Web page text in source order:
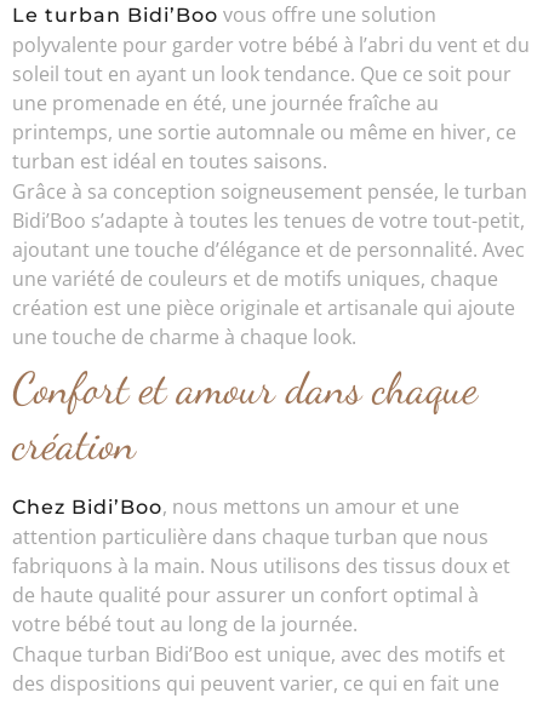
Le turban Bidi’Boo vous offre une solution
polyvalente pour garder votre bébé à l’abri du vent et du
soleil tout en ayant un look tendance. Que ce soit pour
une promenade en été, une journée fraîche au
printemps, une sortie automnale ou même en hiver, ce
turban est idéal en toutes saisons.
Grâce à sa conception soigneusement pensée, le turban
Bidi’Boo s’adapte à toutes les tenues de votre tout-petit,
ajoutant une touche d’élégance et de personnalité. Avec
une variété de couleurs et de motifs uniques, chaque
création est une pièce originale et artisanale qui ajoute
une touche de charme à chaque look.
Confort et amour dans chaque
création
Chez Bidi’Boo, nous mettons un amour et une
attention particulière dans chaque turban que nous
fabriquons à la main. Nous utilisons des tissus doux et
de haute qualité pour assurer un confort optimal à
votre bébé tout au long de la journée.
Chaque turban Bidi’Boo est unique, avec des motifs et
des dispositions qui peuvent varier, ce qui en fait une